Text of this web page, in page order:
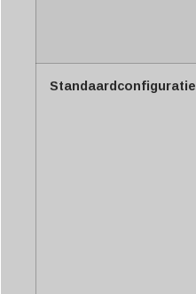
Standaardconfiguratie